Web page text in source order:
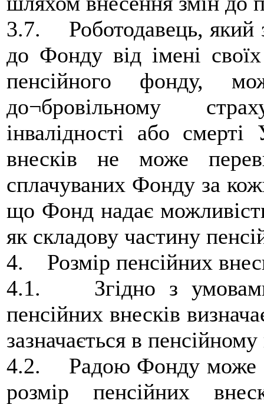
3.7. Роботодавець, який
до Фонду від імені
пенсійного фонду,
до¬бровільному
інвалідності або
внесків не може
сплачуваних Фонду за
що Фонд надає
як складову частину
4. Розмір пенсійних
4.1. Згідно з умовами
пенсійних внесків
зазначається в
4.2. Радою Фонду може
розмір пенсійних